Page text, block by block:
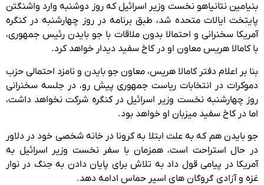
بنیامین نتانیاهو نخست وزیر اسرائیل که روز دوشنبه وارد واشنگتن
پایتخت ایالات متحده شد، طبق برنامه در روز چهارشنبه در کنگره
آمریکا سخنرانی و احتمالا بدون ملاقات با جو بایدن رئیس جمهوری،
با کامالا هریس معاون او در کاخ سفید دیدار خواهد کرد.
بنا بر اعلام دفتر کامالا هریس، معاون جو بایدن و نامزد احتمالی حزب
دموکرات در انتخابات ریاست جمهوری پیش رو، در جلسه سخنرانی
روز چهارشنبه نخست وزیر اسرائیل در کنگره شرکت نخواهد داشت،
اما در کاخ سفید میزبان او خواهد بود.
جو بایدن هم که به علت ابتلا به کرونا در خانه شخصی خود در دلاور
در حال استراحت است، همزمان با سفر نخست وزیر اسرائیل به
آمریکا در پیامی قول داد به تلاش برای پایان دادن به جنگ در نوار
غزه و آزادی گروگان های اسیر حماس ادامه دهد.